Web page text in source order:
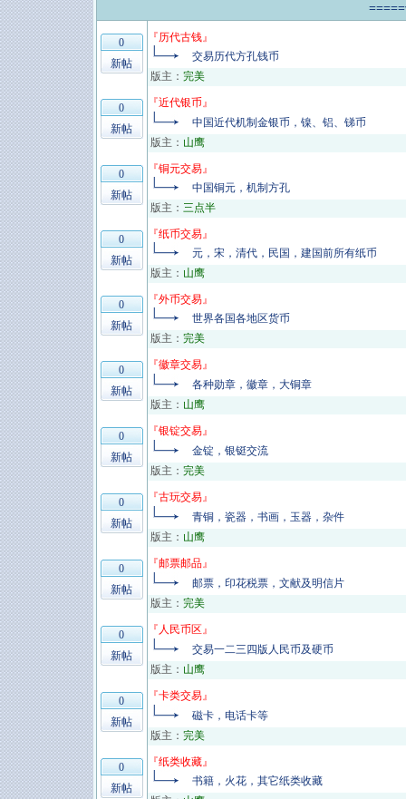
0
新帖
『历代古钱』
交易历代方孔钱币
版主： 完美
0
新帖
『近代银币』
中国近代机制金银币，镍、铝、锑币
版主： 山鹰
0
新帖
『铜元交易』
中国铜元，机制方孔
版主： 三点半
0
新帖
『纸币交易』
元，宋，清代，民国，建国前所有纸币
版主： 山鹰
0
新帖
『外币交易』
世界各国各地区货币
版主： 完美
0
新帖
『徽章交易』
各种勋章，徽章，大铜章
版主： 山鹰
0
新帖
『银锭交易』
金锭，银铤交流
版主： 完美
0
新帖
『古玩交易』
青铜，瓷器，书画，玉器，杂件
版主： 山鹰
0
新帖
『邮票邮品』
邮票，印花税票，文献及明信片
版主： 完美
0
新帖
『 人民币区』
交易一二三四版人民币及硬币
版主： 山鹰
0
新帖
『卡类交易』
磁卡，电话卡等
版主： 完美
0
新帖
『纸类收藏』
书籍，火花，其它纸类收藏